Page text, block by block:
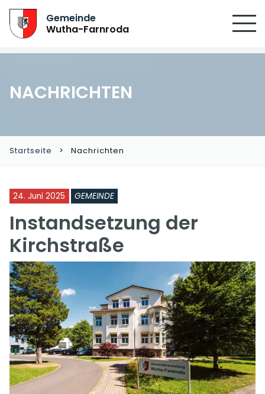
Gemeinde
Wutha-Farnroda
NACHRICHTEN
Startseite Nachrichten
24. Juni 2025 GEMEINDE
Instandsetzung der
Kirchstraße